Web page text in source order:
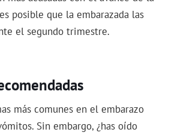
posible que la embarazada las
el segundo trimestre.
más comunes en el embarazo
Sin embargo, ¿has oído